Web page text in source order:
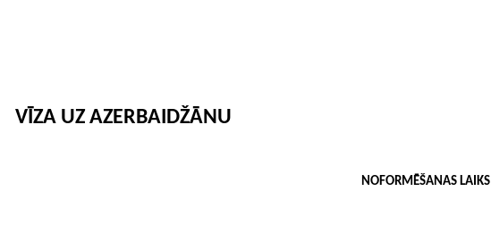
VĪZA UZ AZERBAIDŽĀNU
NOFORMĒŠANAS LAIKS